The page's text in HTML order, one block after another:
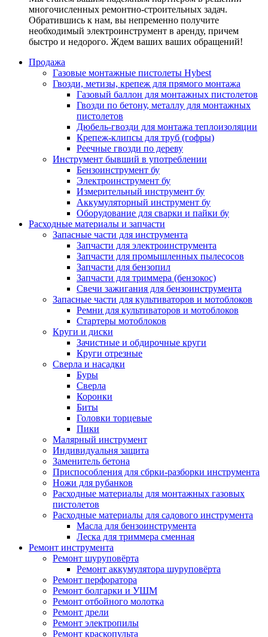
многочисленных ремонтно-строительных задач.
Обратившись к нам, вы непременно получите
необходимый электроинструмент в аренду, причем
быстро и недорого. Ждем ваших ваших обращений!
Продажа
Газовые монтажные пистолеты Hybest
Гвозди, метизы, крепеж для прямого монтажа
Газовый баллон для монтажных пистолетов
Гвозди по бетону, металлу для монтажных
пистолетов
Дюбель-гвозди для монтажа теплоизоляции
Крепеж-клипсы для труб (гофры)
Реечные гвозди по дереву
Инструмент бывший в употреблении
Бензоинструмент бу
Электроинструмент бу
Измерительный инструмент бу
Аккумуляторный инструмент бу
Оборудование для сварки и пайки бу
Расходные материалы и запчасти
Запасные части для инструмента
Запчасти для электроинструмента
Запчасти для промышленных пылесосов
Запчасти для бензопил
Запчасти для триммера (бензокос)
Свечи зажигания для бензоинструмента
Запасные части для культиваторов и мотоблоков
Ремни для культиваторов и мотоблоков
Стартеры мотоблоков
Круги и диски
Зачистные и обдирочные круги
Круги отрезные
Сверла и насадки
Буры
Сверла
Коронки
Биты
Головки торцевые
Пики
Малярный инструмент
Индивидуальня защита
Заменитель бетона
Приспособления для сбрки-разборки инструмента
Ножи для рубанков
Расходные материалы для монтажных газовых
пистолетов
Расходные материалы для садового инструмента
Масла для бензоинструмента
Леска для триммера сменная
Ремонт инструмента
Ремонт шуруповёрта
Ремонт аккумулятора шуруповёрта
Ремонт перфоратора
Ремонт болгарки и УШМ
Ремонт отбойного молотка
Ремонт дрели
Ремонт электропилы
Ремонт краскопульта